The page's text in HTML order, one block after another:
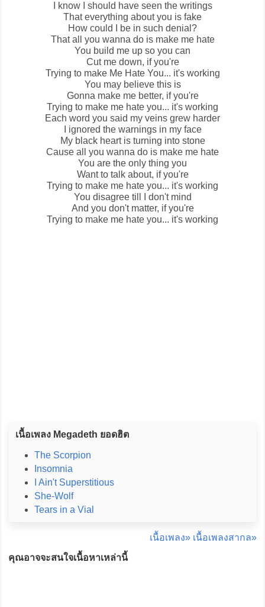
I know I should have seen the writings
That everything about you is fake
How could I be in such denial?
That all you wanna do is make me hate
You build me up so you can
Cut me down, if you're
Trying to make Me Hate You... it's working
You may believe this is
Gonna make me better, if you're
Trying to make me hate you... it's working
Each word you said my veins grew harder
I ignored the warnings in my face
My black heart is turning into stone
Cause all you wanna do is make me hate
You are the only thing you
Want to talk about, if you're
Trying to make me hate you... it's working
You disagree till I don't mind
And you don't matter, if you're
Trying to make me hate you... it's working
เนื้อเพลง Megadeth ยอดฮิต
The Scorpion
Insomnia
I Ain't Superstitious
She-Wolf
Tears in a Vial
เนื้อเพลง» เนื้อเพลงสากล»
คุณอาจจะสนใจเนื้อหาเหล่านี้